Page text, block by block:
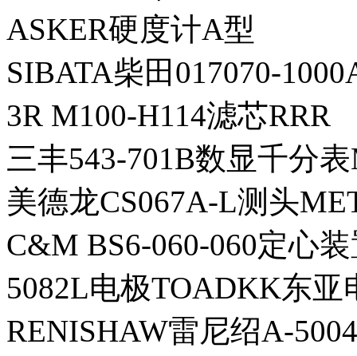
ASKER硬度计A型
SIBATA柴田017070-
3R M100-H114滤芯RRR
三丰543-701B数显千分
美德龙CS067A-L测头
C&M BS6-060-060定心
5082L电极TOADKK东亚
RENISHAW雷尼绍A-